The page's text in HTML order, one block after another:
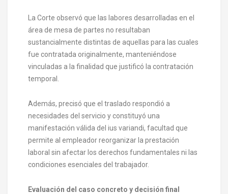
La Corte observó que las labores desarrolladas en el
área de mesa de partes no resultaban
sustancialmente distintas de aquellas para las cuales
fue contratada originalmente, manteniéndose
vinculadas a la finalidad que justificó la contratación
temporal.
Además, precisó que el traslado respondió a
necesidades del servicio y constituyó una
manifestación válida del ius variandi, facultad que
permite al empleador reorganizar la prestación
laboral sin afectar los derechos fundamentales ni las
condiciones esenciales del trabajador.
Evaluación del caso concreto y decisión final